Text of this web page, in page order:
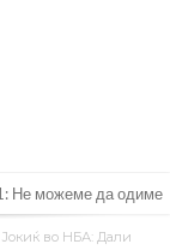
за трансферот
Гарос, а сега
во НБА: Дали